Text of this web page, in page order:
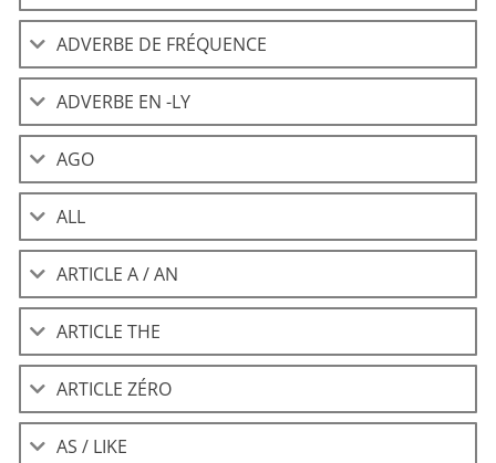
ADVERBE DE FRÉQUENCE
ADVERBE EN -LY
AGO
ALL
ARTICLE A / AN
ARTICLE THE
ARTICLE ZÉRO
AS / LIKE